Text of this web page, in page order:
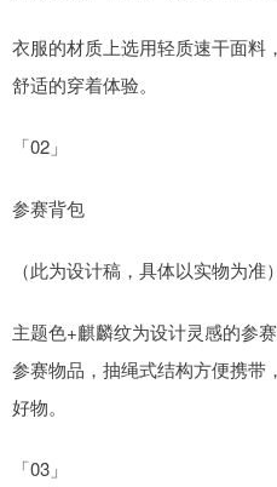
衣服的材质上选用轻质速干面料
舒适的穿着体验。
「02」
参赛背包
（此为设计稿，具体以实物为准）
主题色+麒麟纹为设计灵感的参
参赛物品，抽绳式结构方便携带
好物。
「03」